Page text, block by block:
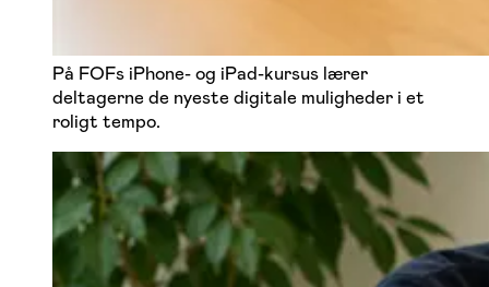
På FOFs iPhone- og iPad-kursus lærer
deltagerne de nyeste digitale muligheder i et
roligt tempo.